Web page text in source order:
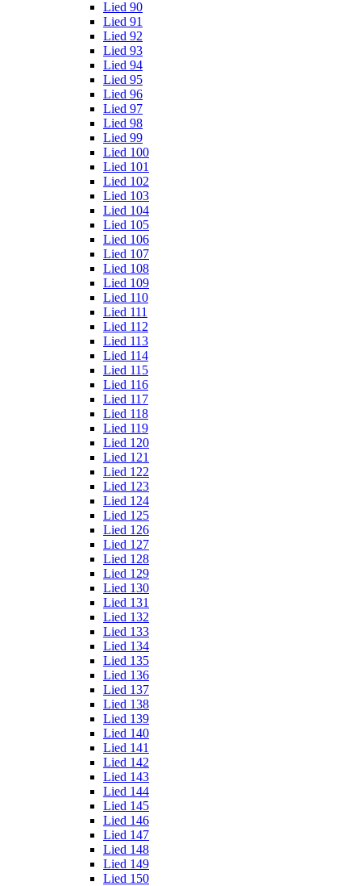
Lied 90
Lied 91
Lied 92
Lied 93
Lied 94
Lied 95
Lied 96
Lied 97
Lied 98
Lied 99
Lied 100
Lied 101
Lied 102
Lied 103
Lied 104
Lied 105
Lied 106
Lied 107
Lied 108
Lied 109
Lied 110
Lied 111
Lied 112
Lied 113
Lied 114
Lied 115
Lied 116
Lied 117
Lied 118
Lied 119
Lied 120
Lied 121
Lied 122
Lied 123
Lied 124
Lied 125
Lied 126
Lied 127
Lied 128
Lied 129
Lied 130
Lied 131
Lied 132
Lied 133
Lied 134
Lied 135
Lied 136
Lied 137
Lied 138
Lied 139
Lied 140
Lied 141
Lied 142
Lied 143
Lied 144
Lied 145
Lied 146
Lied 147
Lied 148
Lied 149
Lied 150